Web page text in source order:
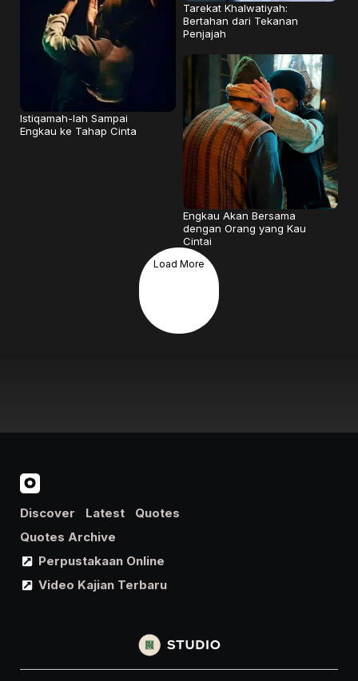
Tarekat Khalwatiyah:
Bertahan dari Tekanan
Penjajah
Istiqamah-lah Sampai
Engkau ke Tahap Cinta
Engkau Akan Bersama
dengan Orang yang Kau
Cintai
Load More
Discover Latest
Quotes
Quotes Archive
Perpustakaan Online
Video Kajian Terbaru